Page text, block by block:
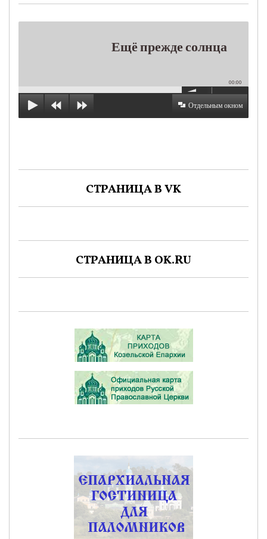
Ещё прежде солнца
00:00
Отдельным окном
СТРАНИЦА В VK
СТРАНИЦА В OK.RU